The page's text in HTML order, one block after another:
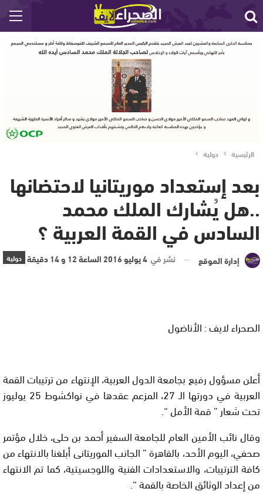
الرئيسية دولية
بعد إستعداد موريتانيا لاحتضانها
..هل يُشارك الملك محمد
السادس في القمة العربية ؟
دولية إدارة الموقع نشر في4 يوليو 2016 الساعة 12 و 14 دقيقة
الصحراء لايف : الأناضول
أعلن مسؤول رفيع بجامعة الدول العربية، الإنتهاء من ترتيبات القمة
العربية في دورتها الـ 27، المزعم عقدها في نواكشوط 25 يوليوز
تحت شعار ” قمة الأمل “.
وقال نائب الأمين العام للجامعة السفير أحمد بن حلى، خلال مؤتمر
صحفي، اليوم الأحد، بالقاهرة ” الجانب الموريتانى أبلغنا بالانتهاء من
كافة الترتيبات، والاستعدادات الفنية واللوجسيتية، كما تم الانتهاء
من إعداد الوثائق الخاصة بالقمة “.